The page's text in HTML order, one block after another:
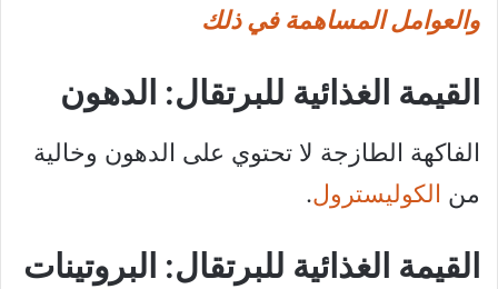
والعوامل المساهمة في ذلك
القيمة الغذائية للبرتقال: الدهون
الفاكهة الطازجة لا تحتوي على الدهون وخالية
من الكوليسترول.
القيمة الغذائية للبرتقال: البروتينات